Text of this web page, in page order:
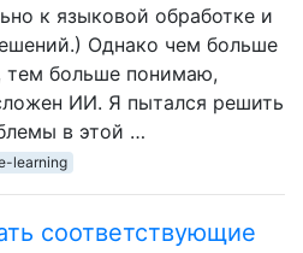
к языковой обработке и
Однако чем больше
тем больше понимаю,
ИИ. Я пытался решить
в этой …
learning
соответствующие